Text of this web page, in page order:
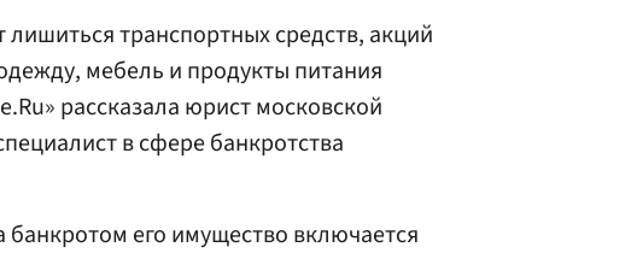
транспортных средств, акций
мебель и продукты питания
рассказала юрист московской
в сфере банкротства
его имущество включается